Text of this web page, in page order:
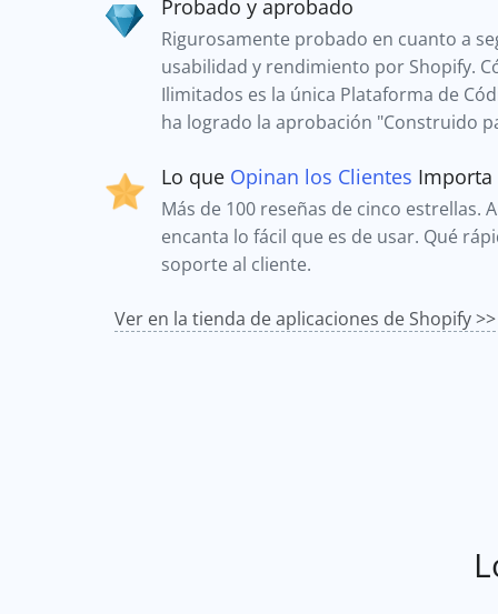
Probado y aprobado
Rigurosamente probado en cuanto a
usabilidad y rendimiento por Shopify.
Ilimitados es la única Plataforma de
ha logrado la aprobación "Construido
Lo que Opinan los Clientes Importa
Más de 100 reseñas de cinco estrellas.
encanta lo fácil que es de usar. Qué
soporte al cliente.
Ver en la tienda de aplicaciones de Shopify >>